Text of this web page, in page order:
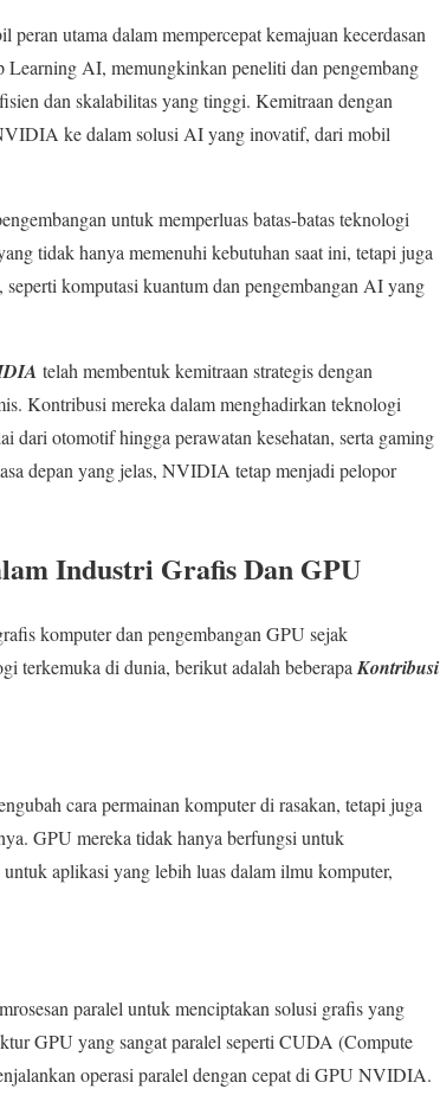
peran utama dalam mempercepat kemajuan kecerdasan
AI, memungkinkan peneliti dan pengembang
dan skalabilitas yang tinggi. Kemitraan dengan
ke dalam solusi AI yang inovatif, dari mobil
untuk memperluas batas-batas teknologi
tidak hanya memenuhi kebutuhan saat ini, tetapi juga
komputasi kuantum dan pengembangan AI yang
telah membentuk kemitraan strategis dengan
Kontribusi mereka dalam menghadirkan teknologi
dari otomotif hingga perawatan kesehatan, serta gaming
depan yang jelas, NVIDIA tetap menjadi pelopor
Industri Grafis Dan GPU
komputer dan pengembangan GPU sejak
terkemuka di dunia, berikut adalah beberapa Kontribusi
cara permainan komputer di rasakan, tetapi juga
GPU mereka tidak hanya berfungsi untuk
aplikasi yang lebih luas dalam ilmu komputer,
paralel untuk menciptakan solusi grafis yang
GPU yang sangat paralel seperti CUDA (Compute
operasi paralel dengan cepat di GPU NVIDIA.